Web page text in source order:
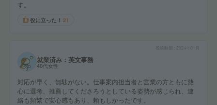
す。
役に立った！ 21
2024年01月
就業済み：英文事務
40代女性
対応が早く、無駄がない。仕事案内担当者と営業の方ともに熱
心に選考、推薦してくださろうとしている姿勢が感じられ、連
絡も頻繁で安心感もあり、頼もしかったです。